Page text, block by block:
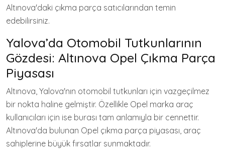
Altınova'daki çıkma parça satıcılarından temin
edebilirsiniz.
Yalova’da Otomobil Tutkunlarının
Gözdesi: Altınova Opel Çıkma Parça
Piyasası
Altınova, Yalova'nın otomobil tutkunları için vazgeçilmez
bir nokta haline gelmiştir. Özellikle Opel marka araç
kullanıcıları için ise burası tam anlamıyla bir cennettir.
Altınova'da bulunan Opel çıkma parça piyasası, araç
sahiplerine büyük fırsatlar sunmaktadır.